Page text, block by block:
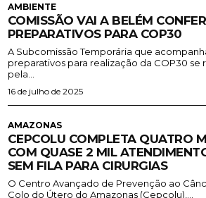
AMBIENTE
COMISSÃO VAI A BELÉM
PREPARATIVOS PARA COP30
A Subcomissão Temporária que
preparativos para realização da COP30 se
pela...
16 de julho de 2025
AMAZONAS
CEPCOLU COMPLETA QUATRO
COM QUASE 2 MIL
SEM FILA PARA CIRURGIAS
O Centro Avançado de Prevenção ao
Colo do Útero do Amazonas (Cepcolu),...